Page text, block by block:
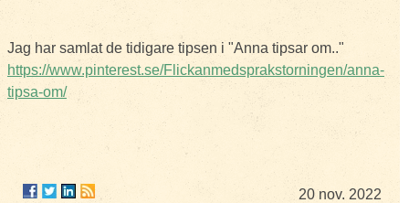
Jag har samlat de tidigare tipsen i "Anna tipsar om.."
https://www.pinterest.se/Flickanmedsprakstorningen/anna-
tipsa-om/
20 nov. 2022